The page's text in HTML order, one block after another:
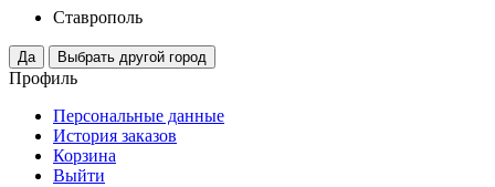
Ставрополь
Профиль
Персональные данные
История заказов
Корзина
Выйти